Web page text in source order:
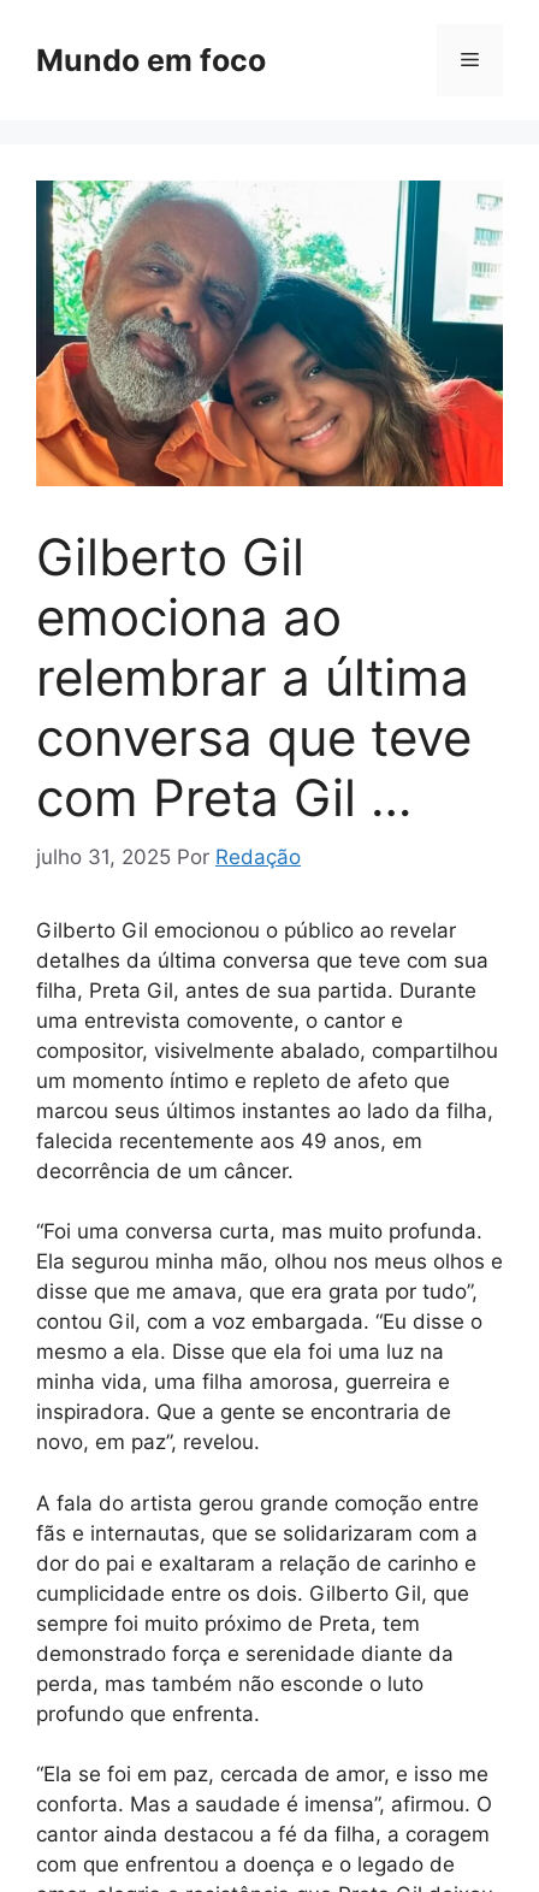
paraMundo em foco Menu
Gilberto Gil
emociona ao
relembrar a última
conversa que teve
com Preta Gil …
julho 31, 2025 Por Redação
Gilberto Gil emocionou o público ao revelar
detalhes da última conversa que teve com sua
filha, Preta Gil, antes de sua partida. Durante
uma entrevista comovente, o cantor e
compositor, visivelmente abalado, compartilhou
um momento íntimo e repleto de afeto que
marcou seus últimos instantes ao lado da filha,
falecida recentemente aos 49 anos, em
decorrência de um câncer.
“Foi uma conversa curta, mas muito profunda.
Ela segurou minha mão, olhou nos meus olhos e
disse que me amava, que era grata por tudo”,
contou Gil, com a voz embargada. “Eu disse o
mesmo a ela. Disse que ela foi uma luz na
minha vida, uma filha amorosa, guerreira e
inspiradora. Que a gente se encontraria de
novo, em paz”, revelou.
A fala do artista gerou grande comoção entre
fãs e internautas, que se solidarizaram com a
dor do pai e exaltaram a relação de carinho e
cumplicidade entre os dois. Gilberto Gil, que
sempre foi muito próximo de Preta, tem
demonstrado força e serenidade diante da
perda, mas também não esconde o luto
profundo que enfrenta.
“Ela se foi em paz, cercada de amor, e isso me
conforta. Mas a saudade é imensa”, afirmou. O
cantor ainda destacou a fé da filha, a coragem
com que enfrentou a doença e o legado de